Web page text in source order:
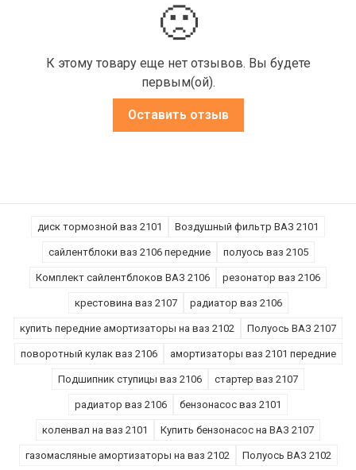
🙁
К этому товару еще нет отзывов. Вы будете
первым(ой).
Оставить отзыв
диск тормозной ваз 2101 Воздушный фильтр ВАЗ 2101
сайлентблоки ваз 2106 передние полуось ваз 2105
Комплект сайлентблоков ВАЗ 2106 резонатор ваз 2106
крестовина ваз 2107 радиатор ваз 2106
купить передние амортизаторы на ваз 2102 Полуось ВАЗ 2107
поворотный кулак ваз 2106 амортизаторы ваз 2101 передние
Подшипник ступицы ваз 2106 стартер ваз 2107
радиатор ваз 2106 бензонасос ваз 2101
коленвал на ваз 2101 Купить бензонасос на ВАЗ 2107
газомасляные амортизаторы на ваз 2102 Полуось ВАЗ 2102